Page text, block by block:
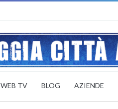
WEB TV BLOG AZIENDE